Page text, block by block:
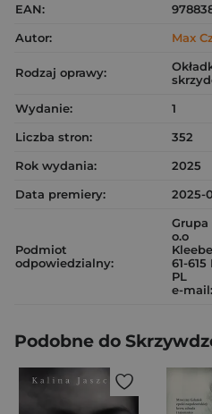
EAN:
Autor:
Max
Rodzaj oprawy:
Wydanie:
1
Liczba stron:
352
Rok wydania:
2025
Data premiery:
2025-
Podmiot
odpowiedzialny:
Grupa
o.o
61-
PL
e-mail:
Podobne do